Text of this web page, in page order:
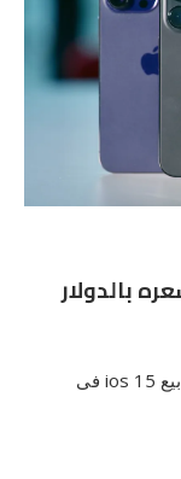
يتضمن هذا المقال كافة التفاصيل حول اماكن بيع ios 15 فى